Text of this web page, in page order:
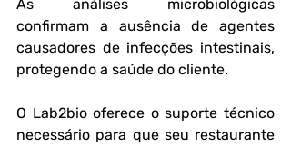
As análises microbiológicas
confirmam a ausência de agentes
causadores de infecções intestinais,
protegendo a saúde do cliente.
O Lab2bio oferece o suporte técnico
necessário para que seu restaurante